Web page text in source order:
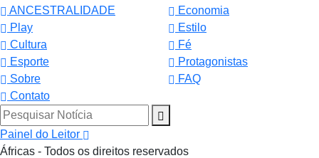
ANCESTRALIDADE
Economia
Play
Estilo
Cultura
Fé
Esporte
Protagonistas
Sobre
FAQ
Contato
Pesquisar Notícia
Painel do Leitor
Áfricas - Todos os direitos reservados